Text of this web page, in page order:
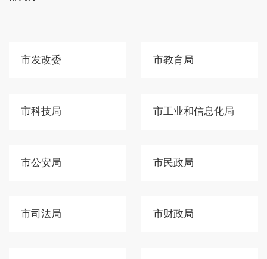
市发改委 市教育局
市科技局 市工业和信息化局
市公安局 市民政局
市司法局 市财政局